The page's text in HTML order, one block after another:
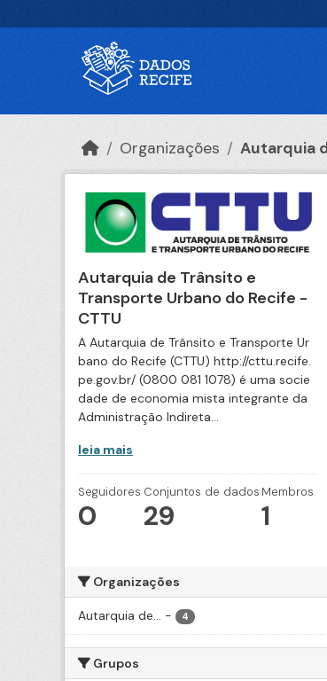
Organizações Autarquia
Autarquia de Trânsito e
Transporte Urbano do Recife -
CTTU
A Autarquia de Trânsito e Transporte Ur
bano do Recife (CTTU) http://cttu.recife.
pe.gov.br/ (0800 081 1078) é uma socie
dade de economia mista integrante da
Administração Indireta...
leia mais
Seguidores
0
Conjuntos de dados
29
Membros
1
Organizações
Autarquia de... - 4
Grupos